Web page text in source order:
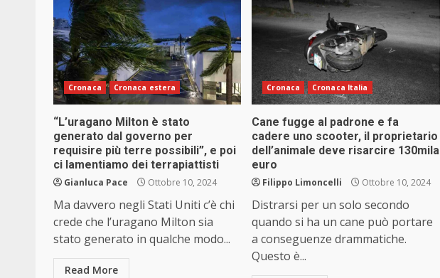
Cronaca Cronaca estera
“L’uragano Milton è stato
generato dal governo per
requisire più terre possibili”, e poi
ci lamentiamo dei terrapiattisti
Gianluca Pace Ottobre 10, 2024
Ma davvero negli Stati Uniti c’è chi
crede che l’uragano Milton sia
stato generato in qualche modo...
Read More
Cronaca Cronaca Italia
Cane fugge al padrone e fa
cadere uno scooter, il proprietario
dell’animale deve risarcire 130mila
euro
Filippo Limoncelli Ottobre 10, 2024
Distrarsi per un solo secondo
quando si ha un cane può portare
a conseguenze drammatiche.
Questo è...